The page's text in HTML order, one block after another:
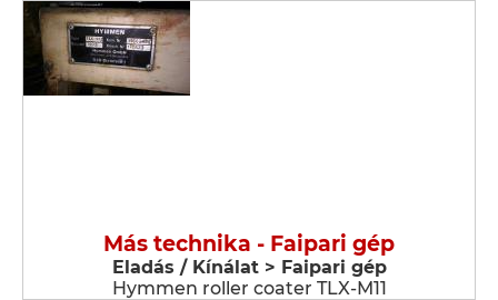
Más technika - Faipari gép
Eladás / Kínálat > Faipari gép
Hymmen roller coater TLX-M11